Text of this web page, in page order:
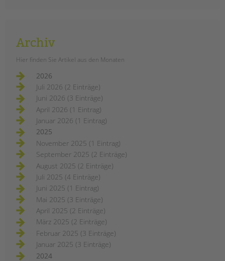
KONTAKT
Datenschutz
Hinweisgebersystem
Intranet
Archiv
Hier finden Sie Artikel aus den Monaten
2026
Juli 2026 (2 Einträge)
Juni 2026 (3 Einträge)
April 2026 (1 Eintrag)
Januar 2026 (1 Eintrag)
2025
November 2025 (1 Eintrag)
September 2025 (2 Einträge)
August 2025 (2 Einträge)
Juli 2025 (4 Einträge)
Juni 2025 (1 Eintrag)
Mai 2025 (3 Einträge)
April 2025 (2 Einträge)
März 2025 (2 Einträge)
Februar 2025 (3 Einträge)
Januar 2025 (3 Einträge)
2024